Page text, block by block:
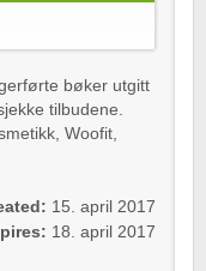
bøker utgitt
tilbudene.
Woofit,
15. april 2017
18. april 2017